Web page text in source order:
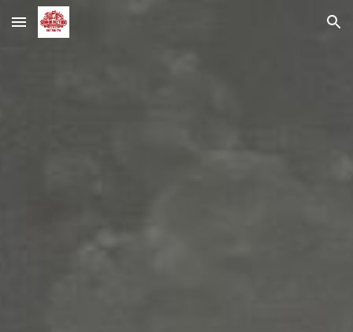
Skip to main content Skip to navigation